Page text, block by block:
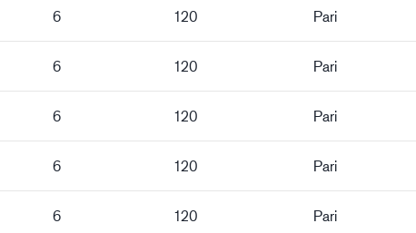
6 120 Pari
6 120 Pari
6 120 Pari
6 120 Pari
6 120 Pari